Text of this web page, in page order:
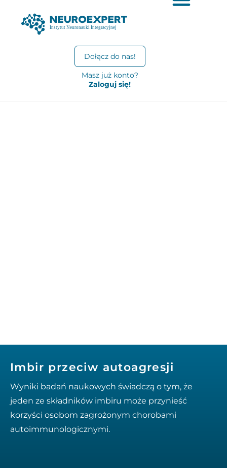
Dołącz do nas!
Masz już konto?
Zaloguj się!
Imbir przeciw autoagresji
Wyniki badań naukowych świadczą o tym, że
jeden ze składników imbiru może przynieść
korzyści osobom zagrożonym chorobami
autoimmunologicznymi.